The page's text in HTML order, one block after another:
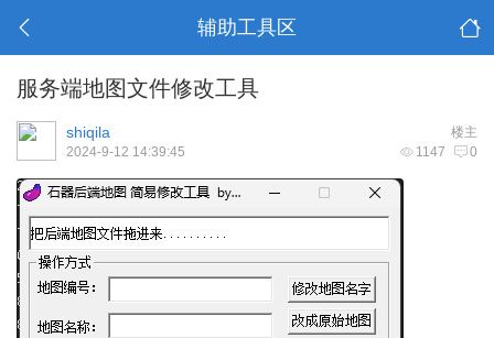
辅助工具区
服务端地图文件修改工具
楼主
shiqila
1147 0
2024-9-12 14:39:45